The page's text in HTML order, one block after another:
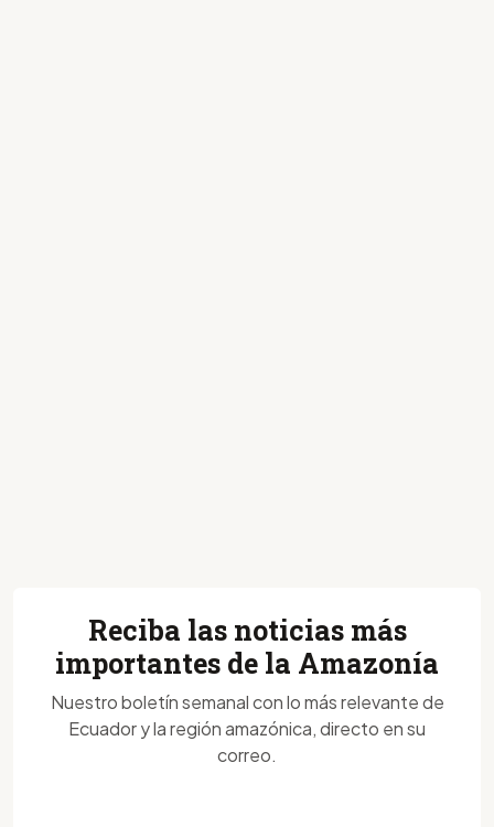
Reciba las noticias más
importantes de la Amazonía
Nuestro boletín semanal con lo más relevante de
Ecuador y la región amazónica, directo en su
correo.